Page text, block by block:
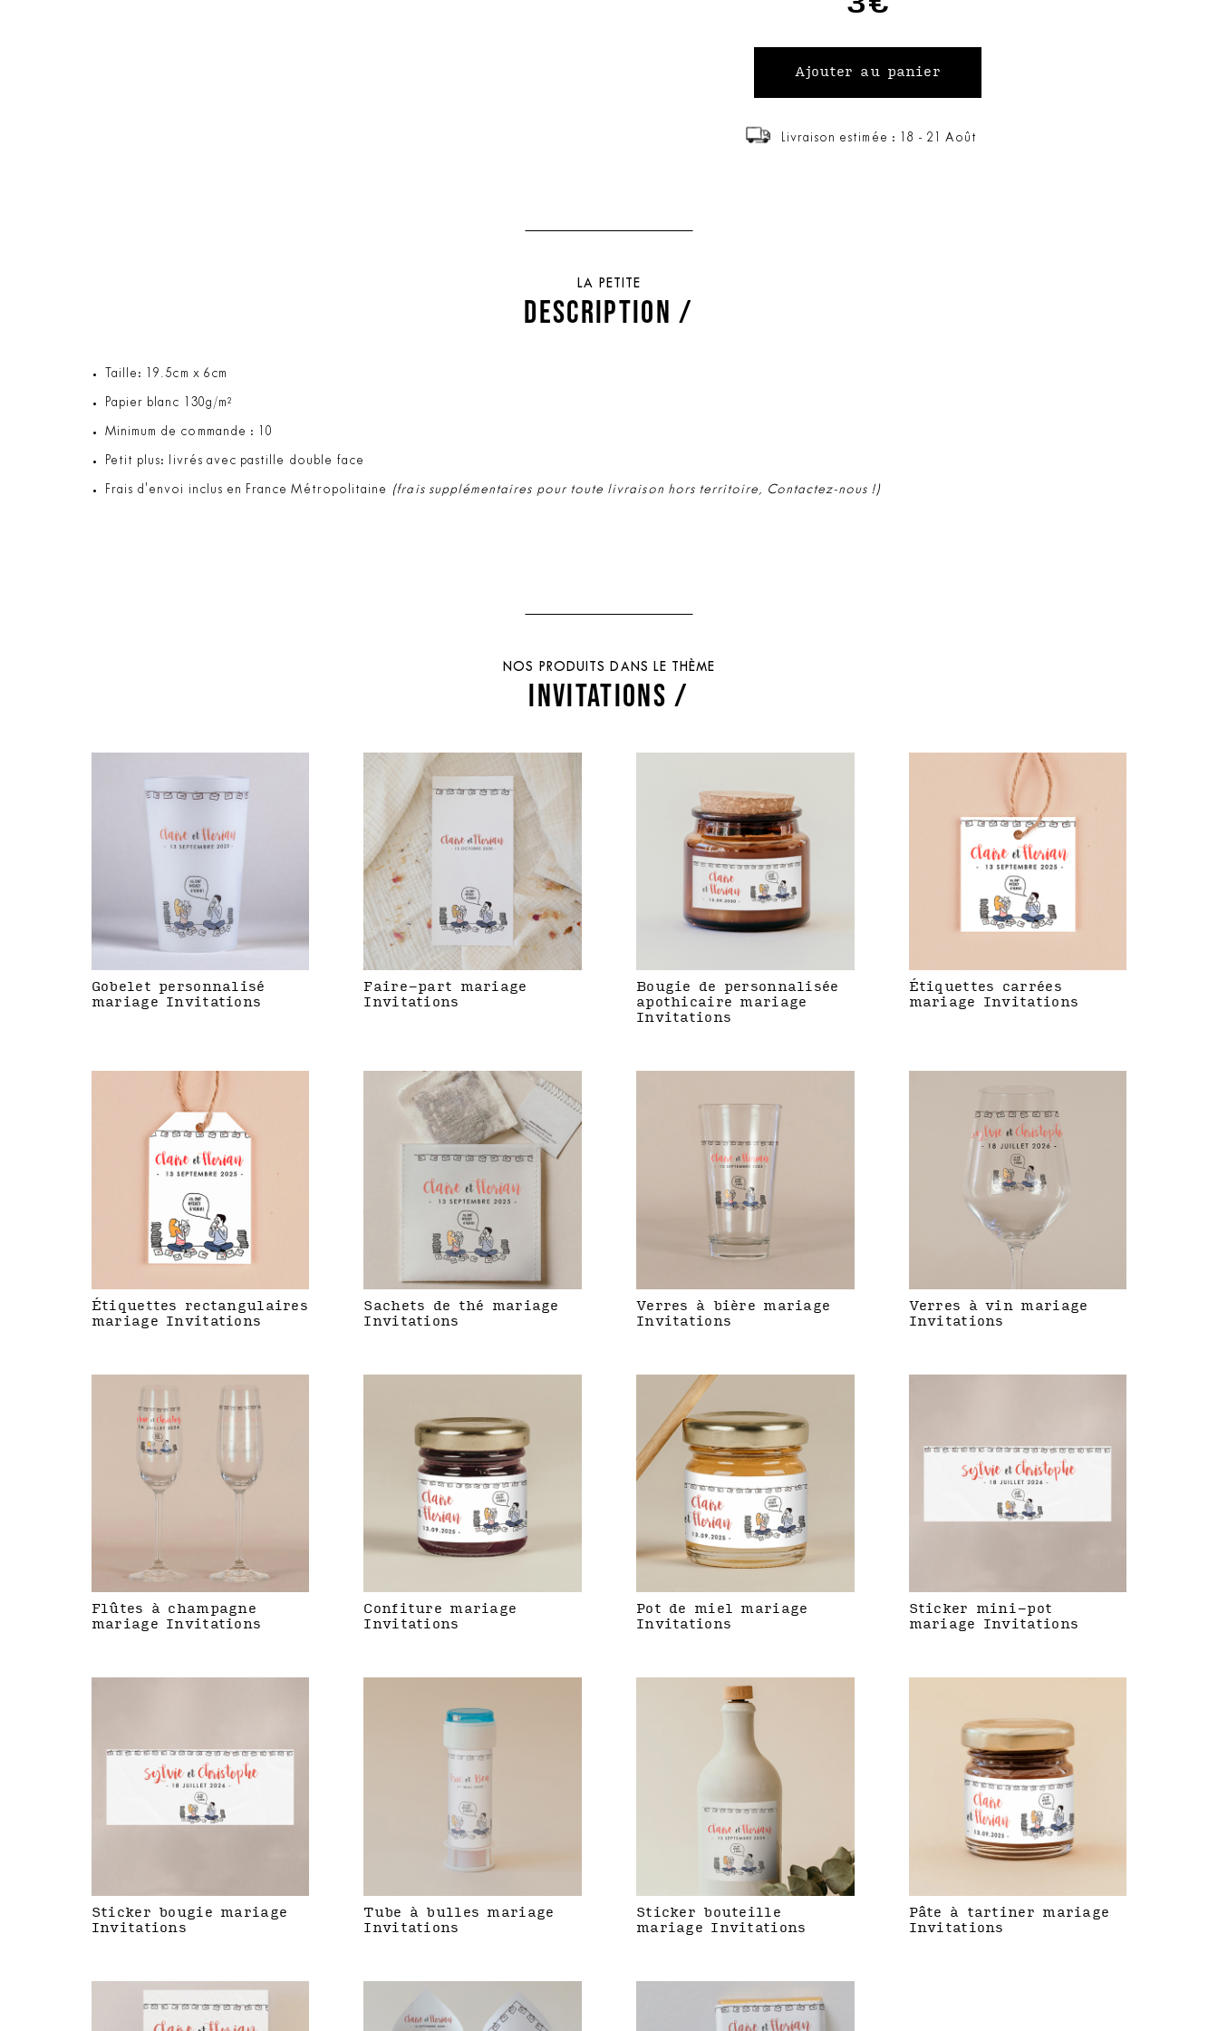
Livraison estimée : 18 - 21 Août
LA PETITE
DESCRIPTION /
Taille: 19.5cm x 6cm
Papier blanc 130g/m²
Minimum de commande : 10
Petit plus: livrés avec pastille double face
Frais d'envoi inclus en France Métropolitaine (frais supplémentaires pour toute livraison hors territoire, Contactez-nous !)
NOS PRODUITS DANS LE THÈME
INVITATIONS /
Gobelet personnalisé
mariage Invitations
Faire-part mariage
Invitations
Bougie de personnalisée
apothicaire mariage
Invitations
Étiquettes carrées
mariage Invitations
Étiquettes rectangulaires
mariage Invitations
Sachets de thé mariage
Invitations
Verres à bière mariage
Invitations
Verres à vin mariage
Invitations
Flûtes à champagne
mariage Invitations
Confiture mariage
Invitations
Pot de miel mariage
Invitations
Sticker mini-pot
mariage Invitations
Sticker bougie mariage
Invitations
Tube à bulles mariage
Invitations
Sticker bouteille
mariage Invitations
Pâte à tartiner mariage
Invitations